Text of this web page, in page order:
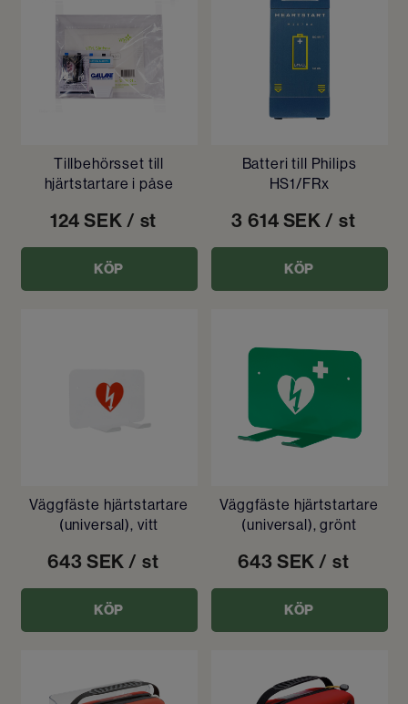
Tillbehörsset till
hjärtstartare i påse
124 SEK / st
KÖP
Batteri till Philips
HS1/FRx
3 614 SEK / st
KÖP
Väggfäste hjärtstartare
(universal), vitt
643 SEK / st
KÖP
Väggfäste hjärtstartare
(universal), grönt
643 SEK / st
KÖP